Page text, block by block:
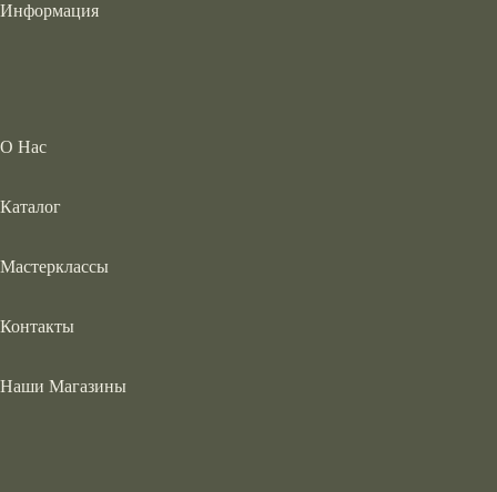
Информация
О Нас
Каталог
Мастерклассы
Контакты
Наши Магазины